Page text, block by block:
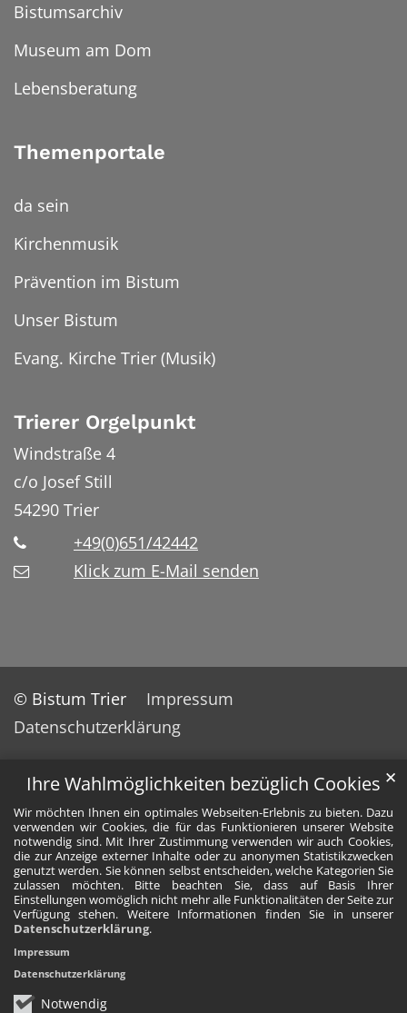
Ihre Wahlmöglichkeiten bezüglich Cookies
Wir möchten Ihnen ein optimales Webseiten-Erlebnis zu bieten. Dazu
verwenden wir Cookies, die für das Funktionieren unserer Website
notwendig sind. Mit Ihrer Zustimmung verwenden wir auch Cookies,
die zur Anzeige externer Inhalte oder zu anonymen Statistikzwecken
genutzt werden. Sie können selbst entscheiden, welche Kategorien Sie
zulassen möchten. Bitte beachten Sie, dass auf Basis Ihrer
Einstellungen womöglich nicht mehr alle Funktionalitäten der Seite zur
Verfügung stehen. Weitere Informationen finden Sie in unserer
Datenschutzerklärung.
Notwendig
✕
Impressum
Datenschutzerklärung
Bistumsarchiv
Museum am Dom
Lebensberatung
Themenportale
da sein
Kirchenmusik
Prävention im Bistum
Unser Bistum
Evang. Kirche Trier (Musik)
Trierer Orgelpunkt
Windstraße 4
c/o Josef Still
54290 Trier
+49(0)651/42442
Klick zum E-Mail senden
© Bistum Trier
Impressum
Datenschutzerklärung